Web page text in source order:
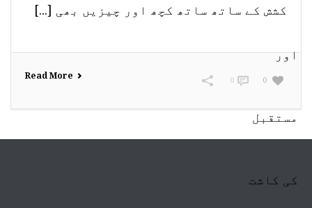
کشش کے ساتھ ساتھ کچھ اور چیزیں بھی [...]
Read More 0
0